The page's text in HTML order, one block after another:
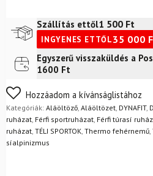
Szállítás ettől1 500 Ft
INGYENES ETTŐL35 000
Futár a címre2 400
FoxPost
Egyszerű visszaküldés a
1600 Ft
Nem biztos a választásában?
egyszerűen visszaküldheti 14
Mik a visszaküldés feltételei?
Hozzáadom a kívánságlistához
Kategóriák: Aláöltöző, Aláöltözet, DYNAFIT,
ruházat, Férfi sportruházat, Férfi túrasí
ruházat, TÉLI SPORTOK, Thermo fehérnemű,
síalpinizmus